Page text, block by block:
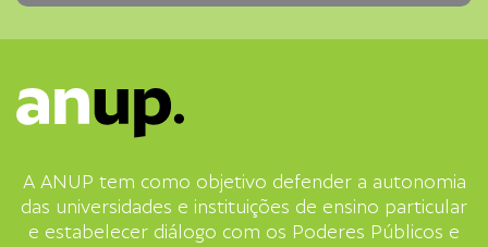
A ANUP tem como objetivo defender a autonomia
das universidades e instituições de ensino particular
e estabelecer diálogo com os Poderes Públicos e